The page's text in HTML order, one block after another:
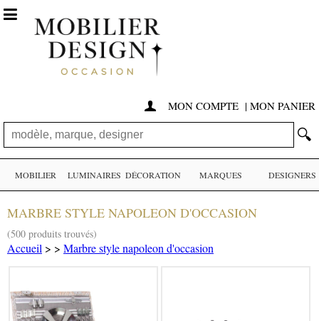
 MON COMPTE | MON PANIER
🔍

MOBILIER LUMINAIRES DÉCORATION MARQUES DESIGNERS
MARBRE STYLE NAPOLEON D'OCCASION
(500 produits trouvés)
Accueil > > Marbre style napoleon d'occasion